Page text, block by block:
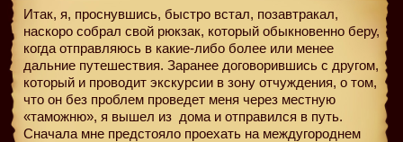
Итак, я, проснувшись, быстро встал, позавтракал,
наскоро собрал свой рюкзак, который обыкновенно беру,
когда отправляюсь в какие-либо более или менее
дальние путешествия. Заранее договорившись с другом,
который и проводит экскурсии в зону отчуждения, о том,
что он без проблем проведет меня через местную
«таможню», я вышел из дома и отправился в путь.
Сначала мне предстояло проехать на междугороднем